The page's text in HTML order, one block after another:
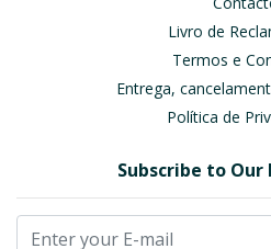
Livro de
Termos e
Entrega,
Política de
Subscribe to